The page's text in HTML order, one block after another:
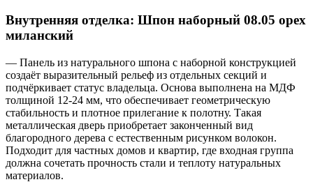
Внутренняя отделка: Шпон наборный 08.05 орех
миланский
— Панель из натурального шпона с наборной конструкцией
создаёт выразительный рельеф из отдельных секций и
подчёркивает статус владельца. Основа выполнена на МДФ
толщиной 12-24 мм, что обеспечивает геометрическую
стабильность и плотное прилегание к полотну. Такая
металлическая дверь приобретает законченный вид
благородного дерева с естественным рисунком волокон.
Подходит для частных домов и квартир, где входная группа
должна сочетать прочность стали и теплоту натуральных
материалов.